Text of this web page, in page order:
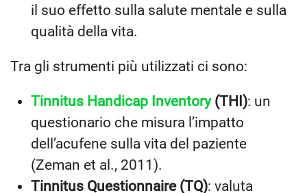
il suo effetto sulla salute mentale e sulla
qualità della vita.
Tra gli strumenti più utilizzati ci sono:
Tinnitus Handicap Inventory(THI): un
questionario che misura l’impatto
dell’acufene sulla vita del paziente
(Zeman et al., 2011).
Tinnitus Questionnaire (TQ): valuta